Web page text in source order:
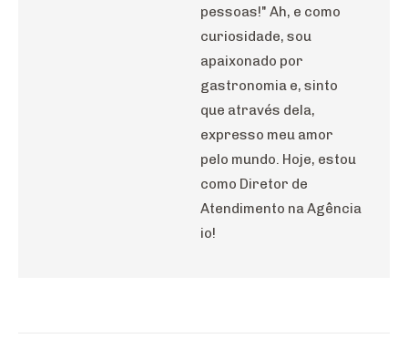
pessoas!" Ah, e como
curiosidade, sou
apaixonado por
gastronomia e, sinto
que através dela,
expresso meu amor
pelo mundo. Hoje, estou
como Diretor de
Atendimento na Agência
io!